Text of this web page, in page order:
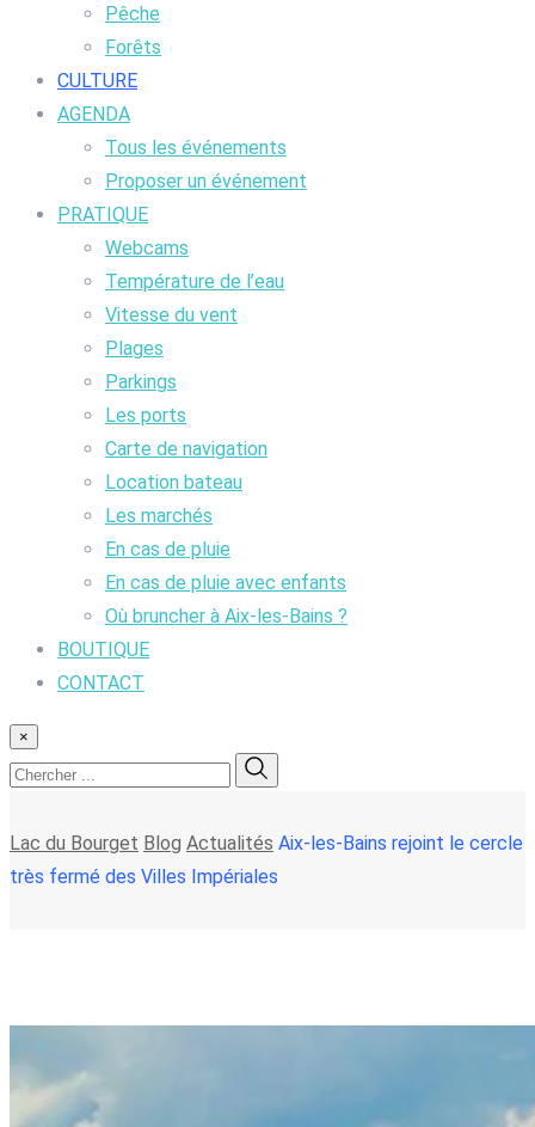
Pêche
Forêts
CULTURE
AGENDA
Tous les événements
Proposer un événement
PRATIQUE
Webcams
Température de l’eau
Vitesse du vent
Plages
Parkings
Les ports
Carte de navigation
Location bateau
Les marchés
En cas de pluie
En cas de pluie avec enfants
Où bruncher à Aix-les-Bains ?
BOUTIQUE
CONTACT
×
Lac du Bourget Blog Actualités Aix-les-Bains rejoint le cercle
très fermé des Villes Impériales